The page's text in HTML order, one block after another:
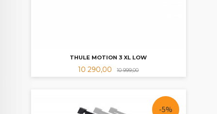
THULE MOTION 3 XL LOW
Tilbud
10 290,00 10 999,00Rabatt
-5%